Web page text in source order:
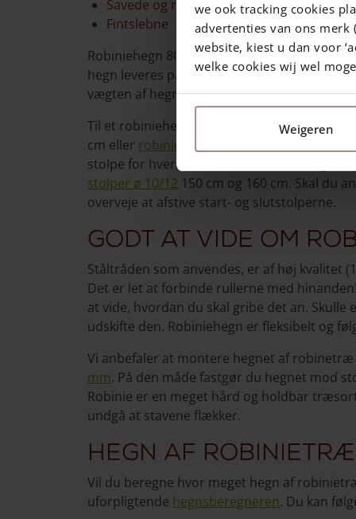
we ook tracking cookies
advertenties van ons merk
website, kiest u dan voor
welke cookies wij wel
Weigeren
Savede og regelmæssige stave
Fintslebne
Robiniehegn 80 cm høj fås med en afstand
hegn leveres på ruller af 5 meter eller 10
vægten af hegnet).
Til et robiniehegn 80 cm høj anbefaler vi
cm eller robinie-stolper
stolpe for hveranden meter. Til start- og
stolper ø 10/12 150 cm og 160 cm. Skal du
overveje at afstive start- og slutstolperne.
Godt at vide om
Ståltråden som anvendes, er af høj kvalitet
Det er let at forbinde rullerne med
at vide, hvordan du skal gribe det an. Skulle
udskifte den. Robiniehegn er fleksibelt og
Vi anbefaler at montere hegnet af
mm. På den måde fastgør du hegnet mod
Robinie er en meget hård og holdbar
undgå at stavene flækker.
Hegn af
Vil du beregne hvor meget hegn af
uforpligtende hegnsberegneren. Du kan